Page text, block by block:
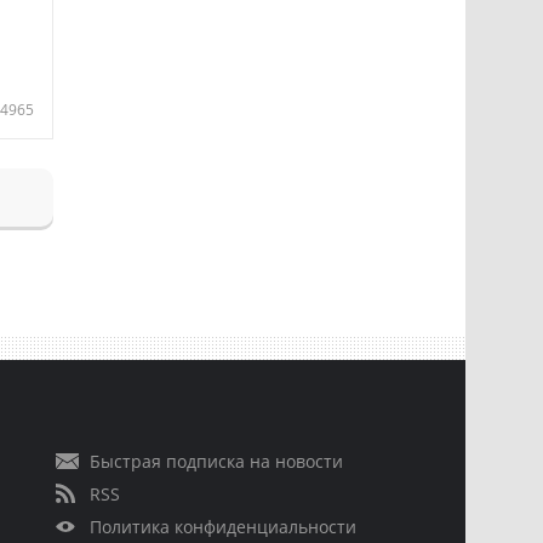
4965
Быстрая подписка на новости
RSS
Политика конфиденциальности